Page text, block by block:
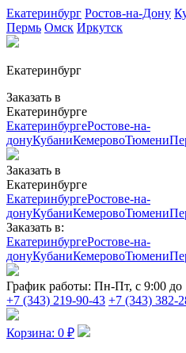
Екатеринбург Ростов-на-Дону
Пермь Омск Иркутск
Екатеринбург
Заказать в
Екатеринбурге
ЕкатеринбургеРостове-на-
донуКубаниКемеровоТюмени
Заказать в
Екатеринбурге
ЕкатеринбургеРостове-на-
донуКубаниКемеровоТюмени
Заказать в:
ЕкатеринбургеРостове-на-
донуКубаниКемеровоТюмени
График работы: Пн-Пт, с 9:00 до
+7 (343) 219-90-43 +7 (343) 382-
Корзина: 0 ₽